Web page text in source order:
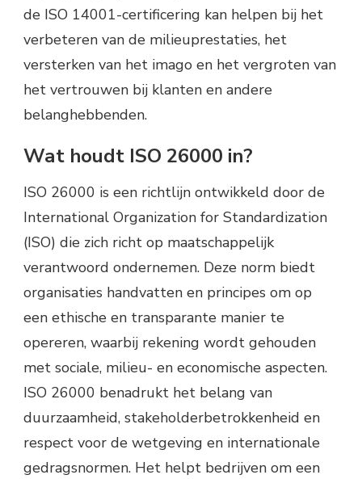
de ISO 14001-certificering kan helpen bij het
verbeteren van de milieuprestaties, het
versterken van het imago en het vergroten van
het vertrouwen bij klanten en andere
belanghebbenden.
Wat houdt ISO 26000 in?
ISO 26000 is een richtlijn ontwikkeld door de
International Organization for Standardization
(ISO) die zich richt op maatschappelijk
verantwoord ondernemen. Deze norm biedt
organisaties handvatten en principes om op
een ethische en transparante manier te
opereren, waarbij rekening wordt gehouden
met sociale, milieu- en economische aspecten.
ISO 26000 benadrukt het belang van
duurzaamheid, stakeholderbetrokkenheid en
respect voor de wetgeving en internationale
gedragsnormen. Het helpt bedrijven om een